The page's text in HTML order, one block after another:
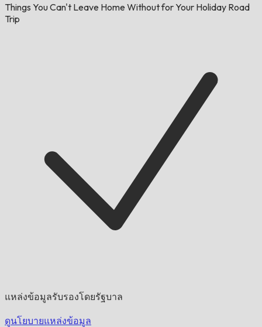
Things You Can't Leave Home Without for Your Holiday Road
Trip
แหล่งข้อมูลรับรองโดยรัฐบาล
ดูนโยบายแหล่งข้อมูล